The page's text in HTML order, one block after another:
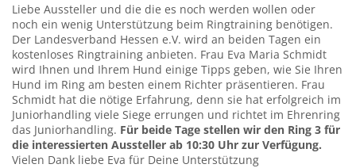
Liebe Aussteller und die die es noch werden wollen oder
noch ein wenig Unterstützung beim Ringtraining benötigen.
Der Landesverband Hessen e.V. wird an beiden Tagen ein
kostenloses Ringtraining anbieten. Frau Eva Maria Schmidt
wird Ihnen und Ihrem Hund einige Tipps geben, wie Sie Ihren
Hund im Ring am besten einem Richter präsentieren. Frau
Schmidt hat die nötige Erfahrung, denn sie hat erfolgreich im
Juniorhandling viele Siege errungen und richtet im Ehrenring
das Juniorhandling. Für beide Tage stellen wir den Ring 3 für
die interessierten Aussteller ab 10:30 Uhr zur Verfügung.
Vielen Dank liebe Eva für Deine Unterstützung